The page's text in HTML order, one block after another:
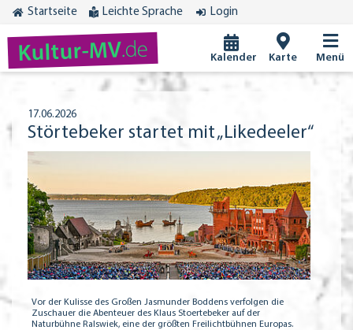
Startseite Leichte Sprache Login
Kultur-MV.de Kalender Karte Menü
17.06.2026
Störtebeker startet mit „Likedeeler“
Vor der Kulisse des Großen Jasmunder Boddens verfolgen die
Zuschauer die Abenteuer des Klaus Stoertebeker auf der
Naturbühne Ralswiek, eine der größten Freilichtbühnen Europas.